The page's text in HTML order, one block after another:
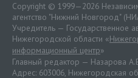
Copyright © 1999—2026
агентство "Нижний Новгород"
Учредитель — Государственное
Нижегородской области «
информационный центр»
Главный редактор — Назарова
Адрес: 603006, Нижегородская